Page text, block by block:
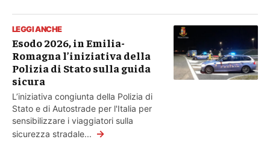
LEGGI ANCHE
Esodo 2026, in Emilia-
Romagna l’iniziativa della
Polizia di Stato sulla guida
sicura
L’iniziativa congiunta della Polizia di
Stato e di Autostrade per l'Italia per
sensibilizzare i viaggiatori sulla
sicurezza stradale... →